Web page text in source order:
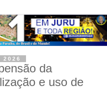
da
e uso de